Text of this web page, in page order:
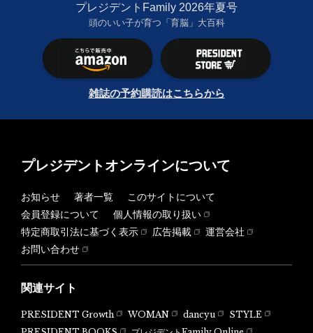
プレジデントFamily 2026年夏号
頭のいい子が育つ「育脳」大百科
雑誌の予約購読はこちらから
プレジデントオンラインについて
お知らせ 著者一覧
このサイトについて
会員登録について
個人情報の取り扱い
特定商取引法に基づく表示
広告掲載
運営会社
お問い合わせ
関連サイト
PRESIDENT Growth WOMAN dancyu
STYLE